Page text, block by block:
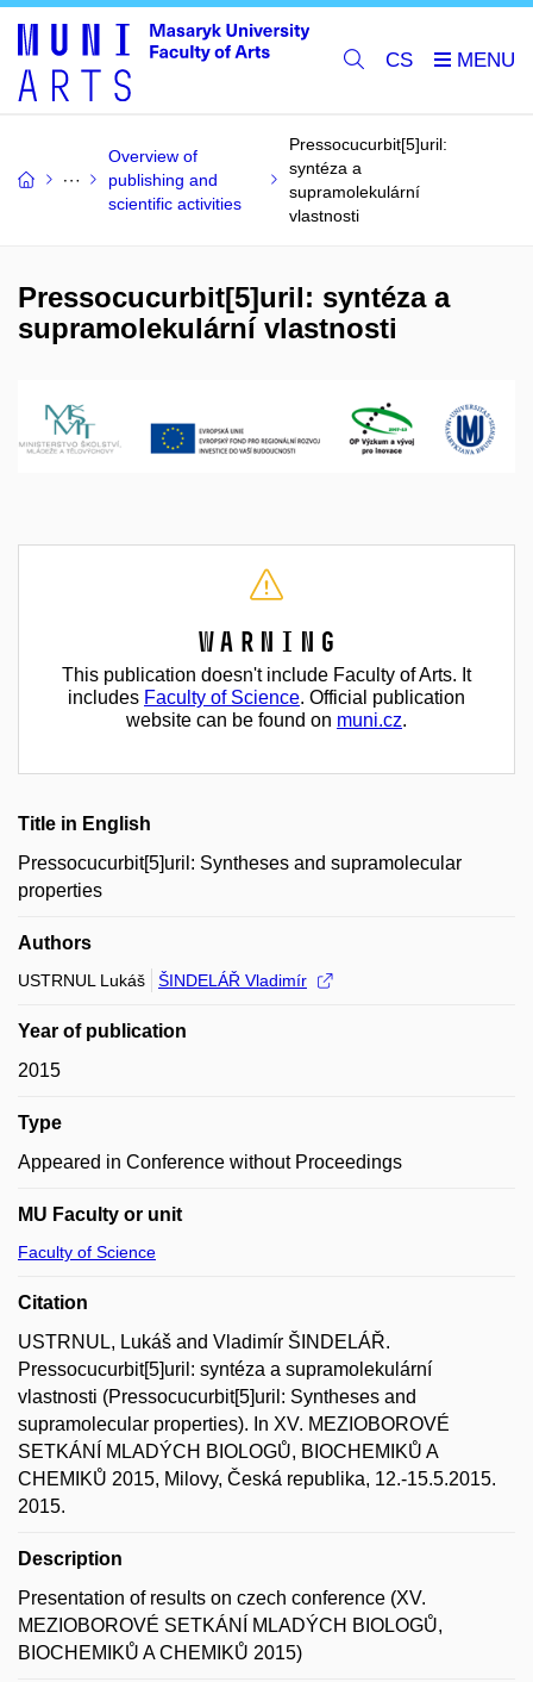
CS
Overview of
publishing and
scientific activities
Pressocucurbit[5]uril:
syntéza a
supramolekulární
vlastnosti
Pressocucurbit[5]uril: syntéza a
supramolekulární vlastnosti
Warning
This publication doesn't include Faculty of Arts. It
includes Faculty of Science. Official publication
website can be found on muni.cz.
Title in English
Pressocucurbit[5]uril: Syntheses and supramolecular
properties
Authors
USTRNUL Lukáš ŠINDELÁŘ Vladimír
Year of publication
2015
Type
Appeared in Conference without Proceedings
MU Faculty or unit
Faculty of Science
Citation
USTRNUL, Lukáš and Vladimír ŠINDELÁŘ.
Pressocucurbit[5]uril: syntéza a supramolekulární
vlastnosti (Pressocucurbit[5]uril: Syntheses and
supramolecular properties). In XV. MEZIOBOROVÉ
SETKÁNÍ MLADÝCH BIOLOGŮ, BIOCHEMIKŮ A
CHEMIKŮ 2015, Milovy, Česká republika, 12.-15.5.2015.
2015.
Description
Presentation of results on czech conference (XV.
MEZIOBOROVÉ SETKÁNÍ MLADÝCH BIOLOGŮ,
BIOCHEMIKŮ A CHEMIKŮ 2015)